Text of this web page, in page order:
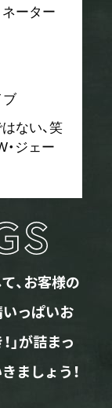
ーター
ブ
ない、笑
・ジェー
、お客様の
っぱいお
」が詰まっ
ましょう！